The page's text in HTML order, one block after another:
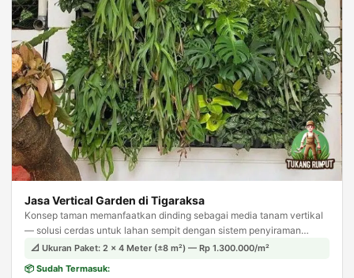
Jasa Vertical Garden di Tigaraksa
Konsep taman memanfaatkan dinding sebagai media tanam vertikal
— solusi cerdas untuk lahan sempit dengan sistem penyiraman
otomatis agar tanaman tetap terjaga.
📐 Ukuran Paket: 2 × 4 Meter (±8 m²) — Rp 1.300.000/m²
📦 Sudah Termasuk: